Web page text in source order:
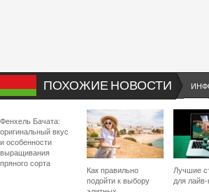
ПОХОЖИЕ НОВОСТИ
Фенхель Бачата:
оригинальный вкус
и особенности
выращивания
пряного сорта
Как правильно
подойти к выбору
Лучшие
для лайв-